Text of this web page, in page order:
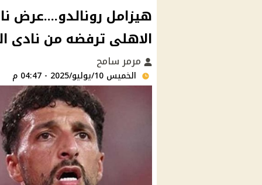
هيزامل
الاهلى ترفضه من نادى
مرمر سامح
الخميس 10/يوليو/2025 - 04:47 م